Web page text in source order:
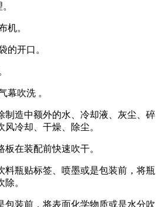
机。
的开口。
幕吹洗 。
制造中额外的水、冷却液、灰尘、碎
冷却、干燥、除尘。
在装配前快速吹干。
料瓶贴标签、喷墨或是包装前，将瓶
。
包装前，将表面化学物质或是水分吹